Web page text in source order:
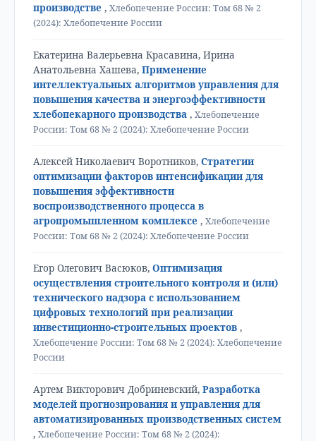
производстве , Хлебопечение России: Том 68 № 2
(2024): Хлебопечение России
Екатерина Валерьевна Красавина, Ирина
Анатольевна Хашева, Применение
интеллектуальных алгоритмов управления для
повышения качества и энергоэффективности
хлебопекарного производства , Хлебопечение
России: Том 68 № 2 (2024): Хлебопечение России
Алексей Николаевич Воротников, Стратегии
оптимизации факторов интенсификации для
повышения эффективности
воспроизводственного процесса в
агропромышленном комплексе , Хлебопечение
России: Том 68 № 2 (2024): Хлебопечение России
Егор Олегович Васюков, Оптимизация
осуществления строительного контроля и (или)
технического надзора с использованием
цифровых технологий при реализации
инвестиционно-строительных проектов ,
Хлебопечение России: Том 68 № 2 (2024): Хлебопечение
России
Артем Викторович Добриневский, Разработка
моделей прогнозирования и управления для
автоматизированных производственных систем
, Хлебопечение России: Том 68 № 2 (2024):